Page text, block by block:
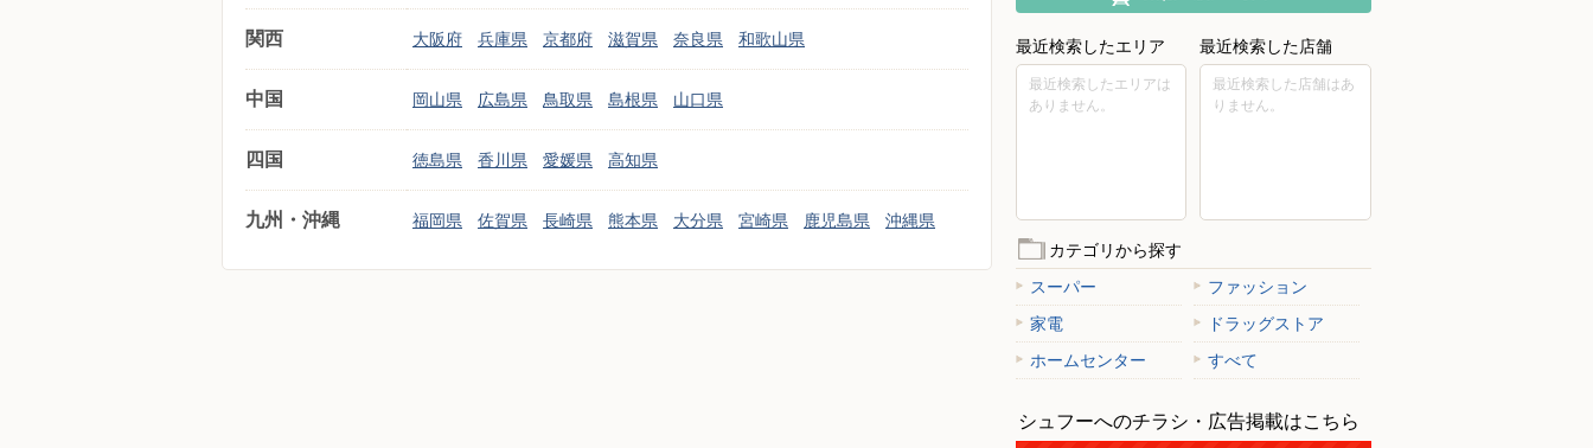
関西 大阪府 兵庫県 京都府 滋賀県 奈良県 和歌山県
中国 岡山県 広島県 鳥取県 島根県 山口県
四国 徳島県 香川県 愛媛県 高知県
九州・沖縄 福岡県 佐賀県 長崎県 熊本県 大分県 宮崎県 鹿児島県 沖縄県
最近検索したエリア
最近検索したエリアは
ありません。
最近検索した店舗
最近検索した店舗はあ
りません。
カテゴリから探す
スーパー
ファッション
家電
ドラッグストア
ホームセンター
すべて
シュフーへのチラシ・広告掲載はこちら